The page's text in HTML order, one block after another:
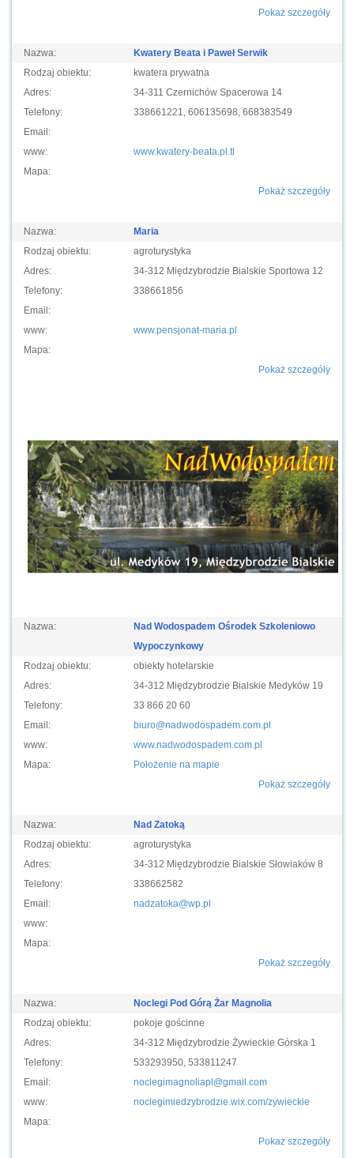
Pokaż szczegóły
Nazwa:
Kwatery Beata i Paweł Serwik
Rodzaj obiektu:
kwatera prywatna
Adres:
34-311 Czernichów Spacerowa 14
Telefony:
338661221, 606135698, 668383549
Email:
www:
www.kwatery-beata.pl.tl
Mapa:
Pokaż szczegóły
Nazwa:
Maria
Rodzaj obiektu:
agroturystyka
Adres:
34-312 Międzybrodzie Bialskie Sportowa 12
Telefony:
338661856
Email:
www:
www.pensjonat-maria.pl
Mapa:
Pokaż szczegóły
Nazwa:
Nad Wodospadem Ośrodek Szkoleniowo
Wypoczynkowy
Rodzaj obiektu:
obiekty hotelarskie
Adres:
34-312 Międzybrodzie Bialskie Medyków 19
Telefony:
33 866 20 60
Email:
biuro@nadwodospadem.com.pl
www:
www.nadwodospadem.com.pl
Mapa:
Położenie na mapie
Pokaż szczegóły
Nazwa:
Nad Zatoką
Rodzaj obiektu:
agroturystyka
Adres:
34-312 Międzybrodzie Bialskie Słowiaków 8
Telefony:
338662582
Email:
nadzatoka@wp.pl
www:
Mapa:
Pokaż szczegóły
Nazwa:
Noclegi Pod Górą Żar Magnolia
Rodzaj obiektu:
pokoje gościnne
Adres:
34-312 Międzybrodzie Żywieckie Górska 1
Telefony:
533293950, 533811247
Email:
noclegimagnoliapl@gmail.com
www:
noclegimiedzybrodzie.wix.com/zywieckie
Mapa:
Pokaż szczegóły